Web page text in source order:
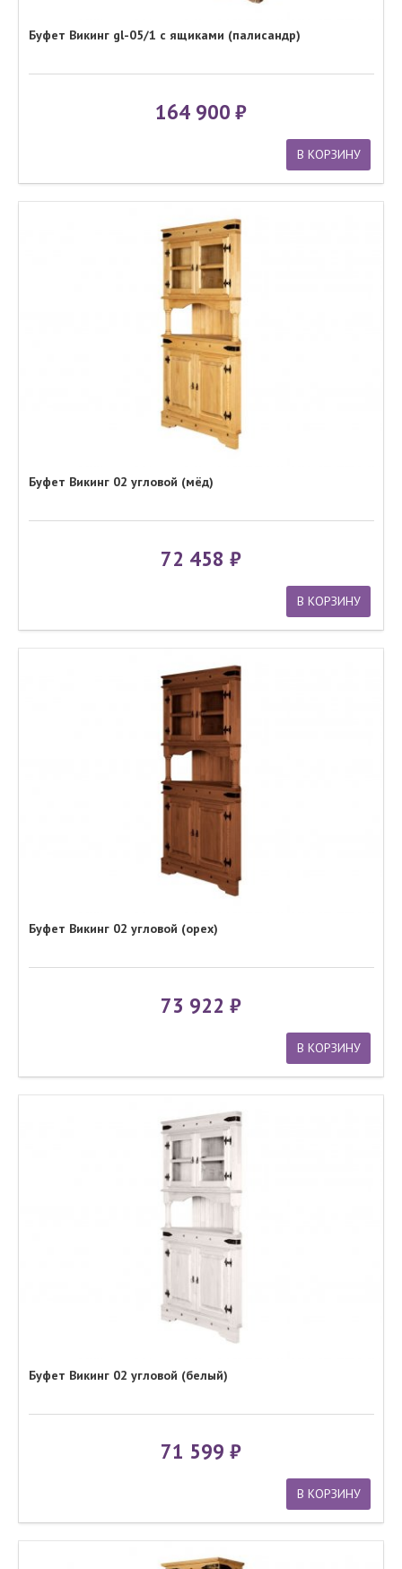
Буфет Викинг gl-05/1 с ящиками (палисандр)
164 900
В КОРЗИНУ
Буфет Викинг 02 угловой (мёд)
72 458
В КОРЗИНУ
Буфет Викинг 02 угловой (орех)
73 922
В КОРЗИНУ
Буфет Викинг 02 угловой (белый)
71 599
В КОРЗИНУ